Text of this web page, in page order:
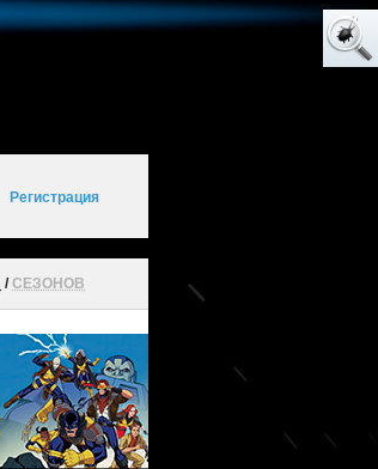
Регистрация
/СЕЗОНОВ